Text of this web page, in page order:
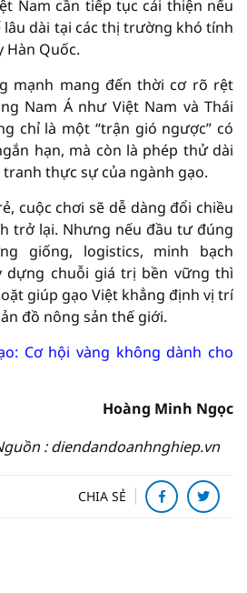
Nam cần tiếp tục cải thiện nếu
dài tại các thị trường khó tính
Hàn Quốc.
mạnh mang đến thời cơ rõ rệt
Nam Á như Việt Nam và Thái
chỉ là một “trận gió ngược” có
hạn, mà còn là phép thử dài
thực sự của ngành gạo.
cuộc chơi sẽ dễ dàng đổi chiều
trở lại. Nhưng nếu đầu tư đúng
giống, logistics, minh bạch
dựng chuỗi giá trị bền vững thì
giúp gạo Việt khẳng định vị trí
đồ nông sản thế giới.
Cơ hội vàng không dành cho
Hoàng Minh Ngọc
: diendandoanhnghiep.vn
CHIA SẺ